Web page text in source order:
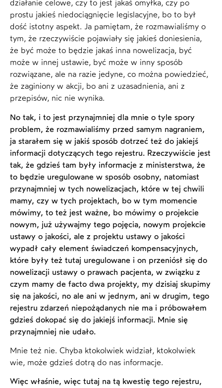
działanie celowe, czy to jest jakaś omyłka, czy po
prostu jakieś niedociągnięcie legislacyjne, bo to był
dość istotny aspekt. Ja pamiętam, że rozmawialiśmy o
tym, że rzeczywiście pojawiały się jakieś doniesienia,
że być może to będzie jakaś inna nowelizacja, być
może w innej ustawie, być może w inny sposób
rozwiązane, ale na razie jedyne, co można powiedzieć,
że zaginiony w akcji, bo ani z uzasadnienia, ani z
przepisów, nic nie wynika.
No tak, i to jest przynajmniej dla mnie o tyle spory
problem, że rozmawialiśmy przed samym nagraniem,
ja starałem się w jakiś sposób dotrzeć też do jakiejś
informacji dotyczących tego rejestru. Rzeczywiście jest
tak, że gdzieś tam były informacje z ministerstwa, że
to będzie uregulowane w sposób osobny, natomiast
przynajmniej w tych nowelizacjach, które w tej chwili
mamy, czy w tych projektach, bo w tym momencie
mówimy, to też jest ważne, bo mówimy o projekcie
nowym, już używajmy tego pojęcia, nowym projekcie
ustawy o jakości, ale z projektu ustawy o jakości
wypadł cały element świadczeń kompensacyjnych,
które były też tutaj uregulowane i on przeniósł się do
nowelizacji ustawy o prawach pacjenta, w związku z
czym mamy de facto dwa projekty, my dzisiaj skupimy
się na jakości, no ale ani w jednym, ani w drugim, tego
rejestru zdarzeń niepożądanych nie ma i próbowałem
gdzieś dokopać się do jakiejś informacji. Mnie się
przynajmniej nie udało.
Mnie też nie. Chyba ktokolwiek widział, ktokolwiek
wie, może gdzieś dotrą do nas informacje.
Więc właśnie, więc tutaj na tą kwestię tego rejestru,